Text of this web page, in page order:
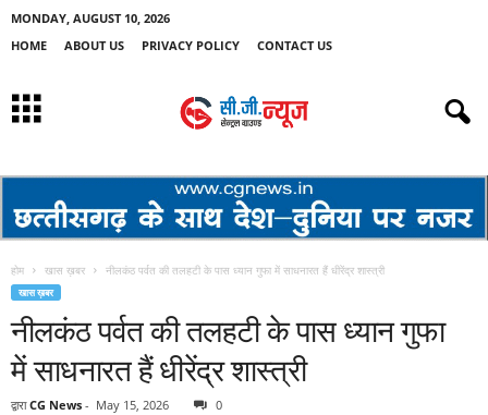
MONDAY, AUGUST 10, 2026
HOME
ABOUT US PRIVACY POLICY CONTACT US
होम खास ख़बर नीलकंठ पर्वत की तलहटी के पास ध्यान गुफा में साधनारत हैं धीरेंद्र शास्त्री
खास ख़बर
नीलकंठ पर्वत की तलहटी के पास ध्यान गुफा
में साधनारत हैं धीरेंद्र शास्त्री
द्वारा CG News - May 15, 2026 0